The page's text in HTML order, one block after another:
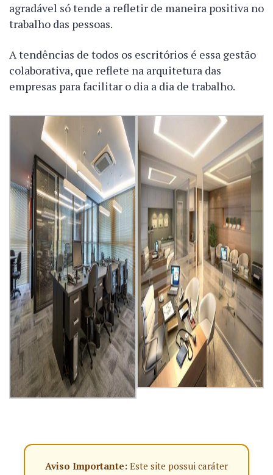
agradável só tende a refletir de maneira positiva no
trabalho das pessoas.
A tendências de todos os escritórios é essa gestão
colaborativa, que reflete na arquitetura das
empresas para facilitar o dia a dia de trabalho.
Aviso Importante: Este site possui caráter